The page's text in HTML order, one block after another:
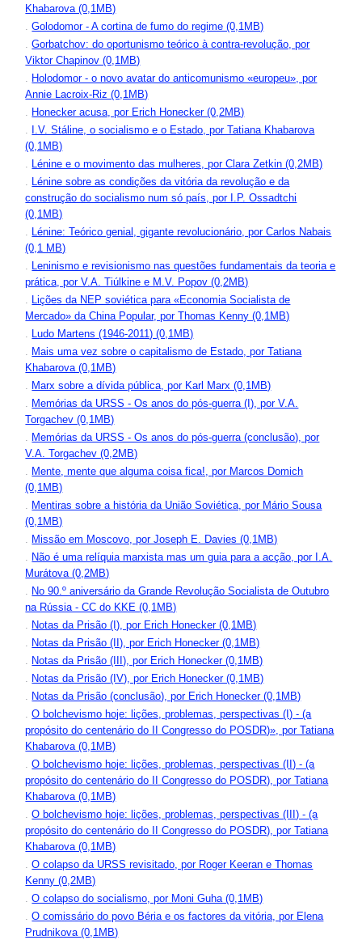
Khabarova (0,1MB)
.Golodomor - A cortina de fumo do regime (0,1MB)
.Gorbatchov: do oportunismo teórico à contra-revolução, por
Viktor Chapinov (0,1MB)
. Holodomor - o novo avatar do anticomunismo «europeu», por
Annie Lacroix-Riz (0,1MB)
. Honecker acusa, por Erich Honecker (0,2MB)
.
I.V. Stáline, o socialismo e o Estado, por Tatiana Khabarova
(0,1MB)
. Lénine e o movimento das mulheres, por Clara Zetkin (0,2MB)
. Lénine sobre as condições da vitória da revolução e da
construção do socialismo num só país, por I.P. Ossadtchi
(0,1MB)
. Lénine: Teórico genial, gigante revolucionário, por Carlos Nabais
(0,1 MB)
. Leninismo e revisionismo nas questões fundamentais da teoria e
prática, por V.A. Tiúlkine e M.V. Popov (0,2MB)
. Lições da NEP soviética para «Economia Socialista de
Mercado» da China Popular, por Thomas Kenny (0,1MB)
. Ludo Martens (1946-2011) (0,1MB)
. Mais uma vez sobre o capitalismo de Estado, por Tatiana
Khabarova (0,1MB)
. Marx sobre a dívida pública, por Karl Marx (0,1MB)
. Memórias da URSS - Os anos do pós-guerra (I), por V.A.
Torgachev (0,1MB)
. Memórias da URSS - Os anos do pós-guerra (conclusão), por
V.A. Torgachev (0,2MB)
. Mente, mente que alguma coisa fica!, por Marcos Domich
(0,1MB)
. Mentiras sobre a história da União Soviética, por Mário Sousa
(0,1MB)
. Missão em Moscovo, por Joseph E. Davies (0,1MB)
. Não é uma relíquia marxista mas um guia para a acção, por I.A.
Murátova (0,2MB)
. No 90.º aniversário da Grande Revolução Socialista de Outubro
na Rússia - CC do KKE (0,1MB)
. Notas da Prisão (I), por Erich Honecker (0,1MB)
. Notas da Prisão (II), por Erich Honecker (0,1MB)
. Notas da Prisão (III), por Erich Honecker (0,1MB)
. Notas da Prisão (IV), por Erich Honecker (0,1MB)
. Notas da Prisão (conclusão), por Erich Honecker (0,1MB)
.O bolchevismo hoje: lições, problemas, perspectivas (I) - (a
propósito do centenário do II Congresso do POSDR)», por Tatiana
Khabarova (0,1MB)
.O bolchevismo hoje: lições, problemas, perspectivas (II) - (a
propósito do centenário do II Congresso do POSDR), por Tatiana
Khabarova (0,1MB)
.O bolchevismo hoje: lições, problemas, perspectivas (III) - (a
propósito do centenário do II Congresso do POSDR), por Tatiana
Khabarova (0,1MB)
.O colapso da URSS revisitado, por Roger Keeran e Thomas
Kenny (0,2MB)
.O colapso do socialismo, por Moni Guha (0,1MB)
.O comissário do povo Béria e os factores da vitória, por Elena
Prudnikova (0,1MB)